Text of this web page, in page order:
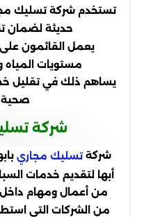
تستخدم شركة تسليك
حديثة لضمان
يعمل القائمون
مستويات
يساهم ذلك في تقليل
صحية
شركة
شركةتسليك مجاري
أبها لتقديم خدمات
من أعمال ومهام داخل
من الشركات التي